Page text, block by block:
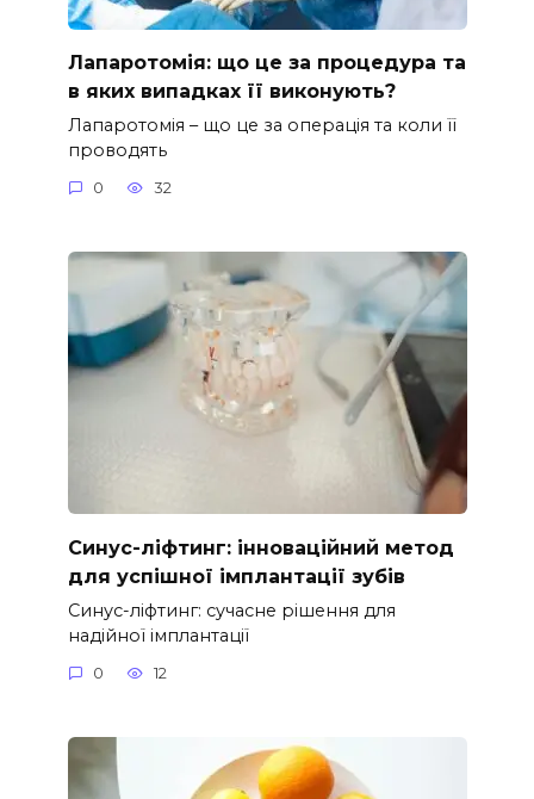
Лапаротомія: що це за процедура та
в яких випадках її виконують?
Лапаротомія – що це за операція та коли її
проводять
0 32
Синус-ліфтинг: інноваційний метод
для успішної імплантації зубів
Синус-ліфтинг: сучасне рішення для
надійної імплантації
0 12